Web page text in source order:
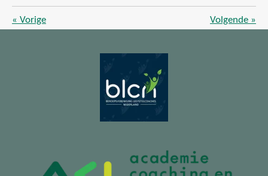
« Vorige Volgende »